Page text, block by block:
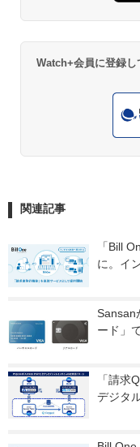
Watch+会員に登録し
関連記事
「Bill
に。イ
Sansan
ード」
「請求
デジタ